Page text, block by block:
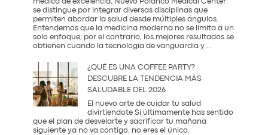
y
Prevención
médica de excelencia, Nuevo Polanco Medical Center
se distingue por integrar diversas disciplinas que
permiten abordar la salud desde múltiples ángulos.
Entendemos que la medicina moderna no se limita a un
solo enfoque; por el contrario, los mejores resultados se
obtienen cuando la tecnología de vanguardia y
Tradición
¿QUÉ ES UNA COFFEE PARTY?
DESCUBRE LA TENDENCIA MÁS
SALUDABLE DEL 2026
El nuevo arte de cuidar tu salud
divirtiendote Si últimamente has sentido
que el plan de desvelarte y sacrificar tu mañana
siguiente ya no va contigo, no eres el único.